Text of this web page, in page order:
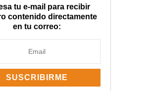
tu e-mail para recibir
contenido directamente
en tu correo: